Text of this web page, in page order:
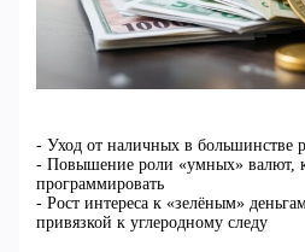
- Уход от наличных в большинстве
- Повышение роли «умных» валют,
программировать
- Рост интереса к «зелёным»
привязкой к углеродному следу